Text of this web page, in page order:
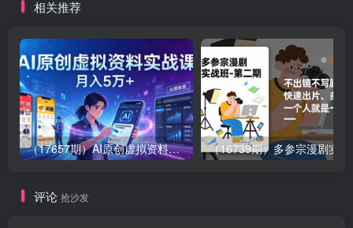
相关推荐
（17657期）AI原创虚拟资料实战课：2026新机会，小红书闲鱼开店，普通人用AI轻松变现，月入5万+
评论 抢沙发